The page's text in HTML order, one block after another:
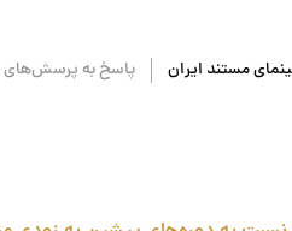
مستند ایران پاسخ به پرسش‌های